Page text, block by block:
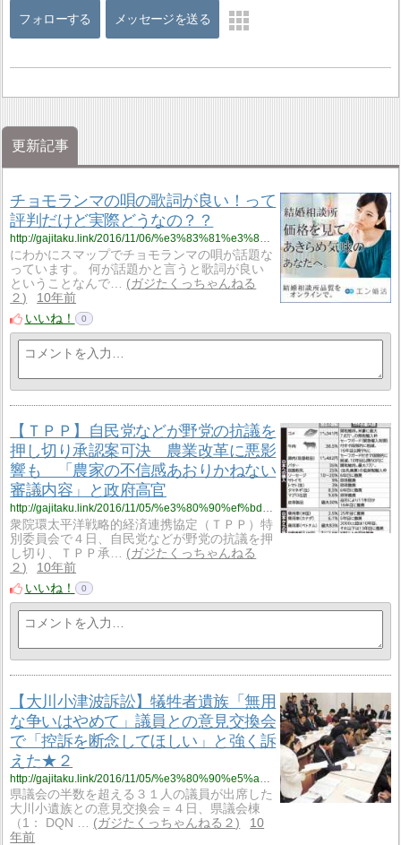
フォローする メッセージを送る
更新記事
チョモランマの唄の歌詞が良い！って
評判だけど実際どうなの？？
http://gajitaku.link/2016/11/06/%e3%83%81%e3%83%a7%e3%83%a2%e3%83%a9%e3%83%b3%e3%83%9e%e3%81%ae%e5%94%84%e3%81%ae%e6%ad%8c%e8%a9%9e%e3%81%8c%e8%89%af%e3%81%84%ef%bc%81%e3%81%a3%e3%81%a6%e8%a9%95%e5%88%a4%e3%81%a0%e3%81%91%e3%81%a9/
にわかにスマップでチョモランマの唄が話題な
っています。 何が話題かと言うと歌詞が良い
ということなんで…
ガジたくっちゃんねる
２
10年前
いいね！
0
【ＴＰＰ】自民党などが野党の抗議を
押し切り承認案可決 農業改革に悪影
響も 「農家の不信感あおりかねない
審議内容」と政府高官
http://gajitaku.link/2016/11/05/%e3%80%90%ef%bd%94%ef%bd%90%ef%bd%90%e3%80%91%e8%87%aa%e6%b0%91%e5%85%9a%e3%81%aa%e3%81%a9%e3%81%8c%e9%87%8e%e5%85%9a%e3%81%ae%e6%8a%97%e8%ad%b0%e3%82%92%e6%8a%bc%e3%81%97%e5%88%87%e3%82%8a%e6%89%bf/
衆院環太平洋戦略的経済連携協定（ＴＰＰ）特
別委員会で４日、自民党などが野党の抗議を押
し切り、ＴＰＰ承…
ガジたくっちゃんねる
２
10年前
いいね！
0
【大川小津波訴訟】犠牲者遺族「無用
な争いはやめて」議員との意見交換会
で「控訴を断念してほしい」と強く訴
えた★２
県議会の半数を超える３１人の議員が出席した
大川小遺族との意見交換会＝４日、県議会棟
（1： DQN …
ガジたくっちゃんねる２
10
年前